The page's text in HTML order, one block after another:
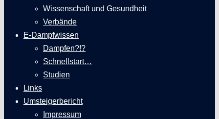
Wissenschaft und Gesundheit
Verbände
E-Dampfwissen
Dampfen?!?
Schnellstart…
Studien
Links
Umsteigerbericht
Impressum